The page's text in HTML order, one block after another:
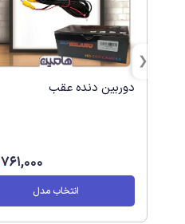
دوربین دنده عقب
761,000
انتخاب مدل